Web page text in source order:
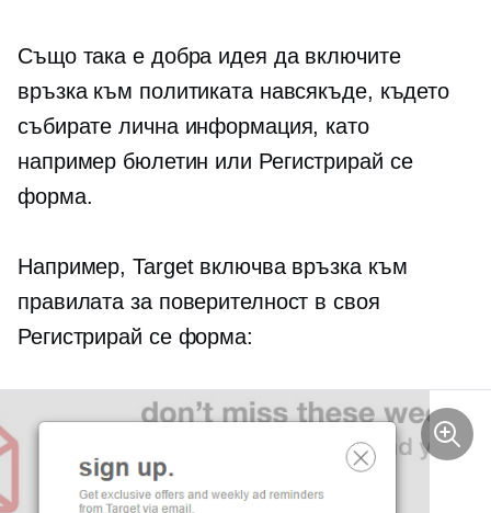
Също така е добра идея да включите
връзка към политиката навсякъде, където
събирате лична информация, като
например бюлетин или Регистрирай се
форма.
Например, Target включва връзка към
правилата за поверителност в своя
Регистрирай сеформа: